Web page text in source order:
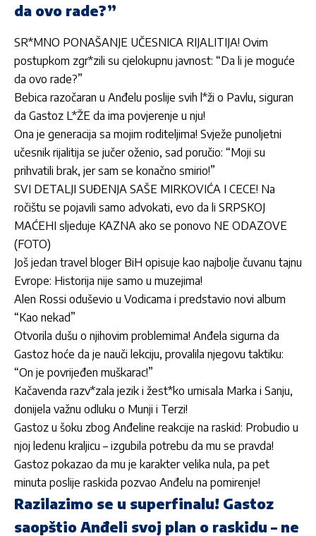
da ovo rade?”
SR*MNO PONAŠANJE UČESNICA RIJALITIJA! Ovim
postupkom zgr*zili su cjelokupnu javnost: “Da li je moguće
da ovo rade?”
Bebica razočaran u Anđelu poslije svih l*ži o Pavlu, siguran
da Gastoz L*ŽE da ima povjerenje u nju!
Ona je generacija sa mojim roditeljima! Svježe punoljetni
učesnik rijalitija se jučer oženio, sad poručio: “Moji su
prihvatili brak, jer sam se konačno smirio!”
SVI DETALJI SUĐENJA SAŠE MIRKOVIĆA I CECE! Na
ročištu se pojavili samo advokati, evo da li SRPSKOJ
MAĆEHI sljeduje KAZNA ako se ponovo NE ODAZOVE
(FOTO)
Još jedan travel bloger BiH opisuje kao najbolje čuvanu tajnu
Evrope: Historija nije samo u muzejima!
Alen Rossi oduševio u Vodicama i predstavio novi album
“Kao nekad”
Otvorila dušu o njihovim problemima! Anđela sigurna da
Gastoz hoće da je nauči lekciju, provalila njegovu taktiku:
“On je povrijeđen muškarac!”
Kačavenda razv*zala jezik i žest*ko urnisala Marka i Sanju,
donijela važnu odluku o Munji i Terzi!
Gastoz u šoku zbog Anđeline reakcije na raskid: Probudio u
njoj ledenu kraljicu – izgubila potrebu da mu se pravda!
Gastoz pokazao da mu je karakter velika nula, pa pet
minuta poslije raskida pozvao Anđelu na pomirenje!
Razilazimo se u superfinalu! Gastoz
saopštio Anđeli svoj plan o raskidu – ne